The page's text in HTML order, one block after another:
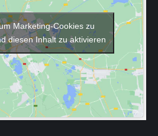
Marketing-Cookies zu
diesen Inhalt zu aktivieren